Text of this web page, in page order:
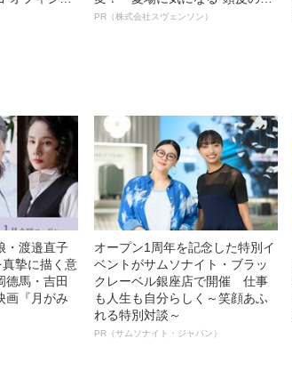
オイ”や“ベタつき”を解消す
PR（株式会社スヴェンソン）
・渡邉直子
真摯に描く意
德馬・吉田
画『月がみ
オープン1周年を記念した特別イ
ベントがサムソナイト・ブラッ
クレーベル銀座店で開催 仕事
も人生も自分らしく～笑顔あふ
れる特別対談～
PR（サムソナイト・ジャパン）